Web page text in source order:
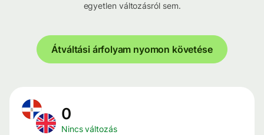
egyetlen változásról sem.
Átváltási árfolyam nyomon követése
0
Nincs változás